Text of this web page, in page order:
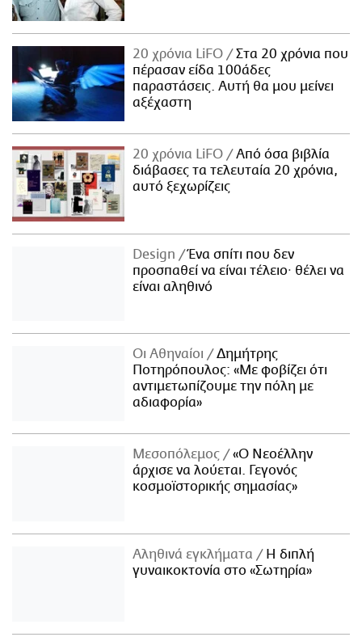
20 χρόνια LiFO
Στα 20 χρόνια που
πέρασαν είδα 100άδες
παραστάσεις. Αυτή θα μου μείνει
αξέχαστη
20 χρόνια LiFO
Από όσα βιβλία
διάβασες τα τελευταία 20 χρόνια,
αυτό ξεχωρίζεις
Design
Ένα σπίτι που δεν
προσπαθεί να είναι τέλειο· θέλει να
είναι αληθινό
Οι Αθηναίοι
Δημήτρης
Ποτηρόπουλος: «Με φοβίζει ότι
αντιμετωπίζουμε την πόλη με
αδιαφορία»
Μεσοπόλεμος
«Ο Νεοέλλην
άρχισε να λούεται. Γεγονός
κοσμοϊστορικής σημασίας»
Αληθινά εγκλήματα
Η διπλή
γυναικοκτονία στο «Σωτηρία»